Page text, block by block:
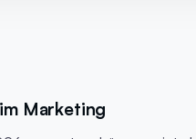
Marketing